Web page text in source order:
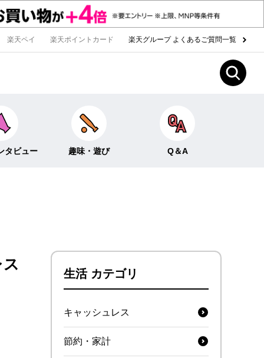
楽天ペイ 楽天ポイントカード 楽天グループ よくあるご質問一覧
タビュー 趣味・遊び Q＆A
生活 カテゴリ
キャッシュレス
節約・家計